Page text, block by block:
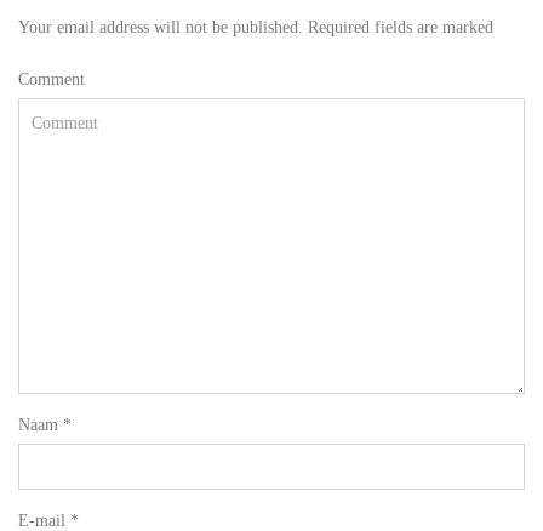
Your email address will not be published. Required fields are marked
Comment
Naam *
E-mail *